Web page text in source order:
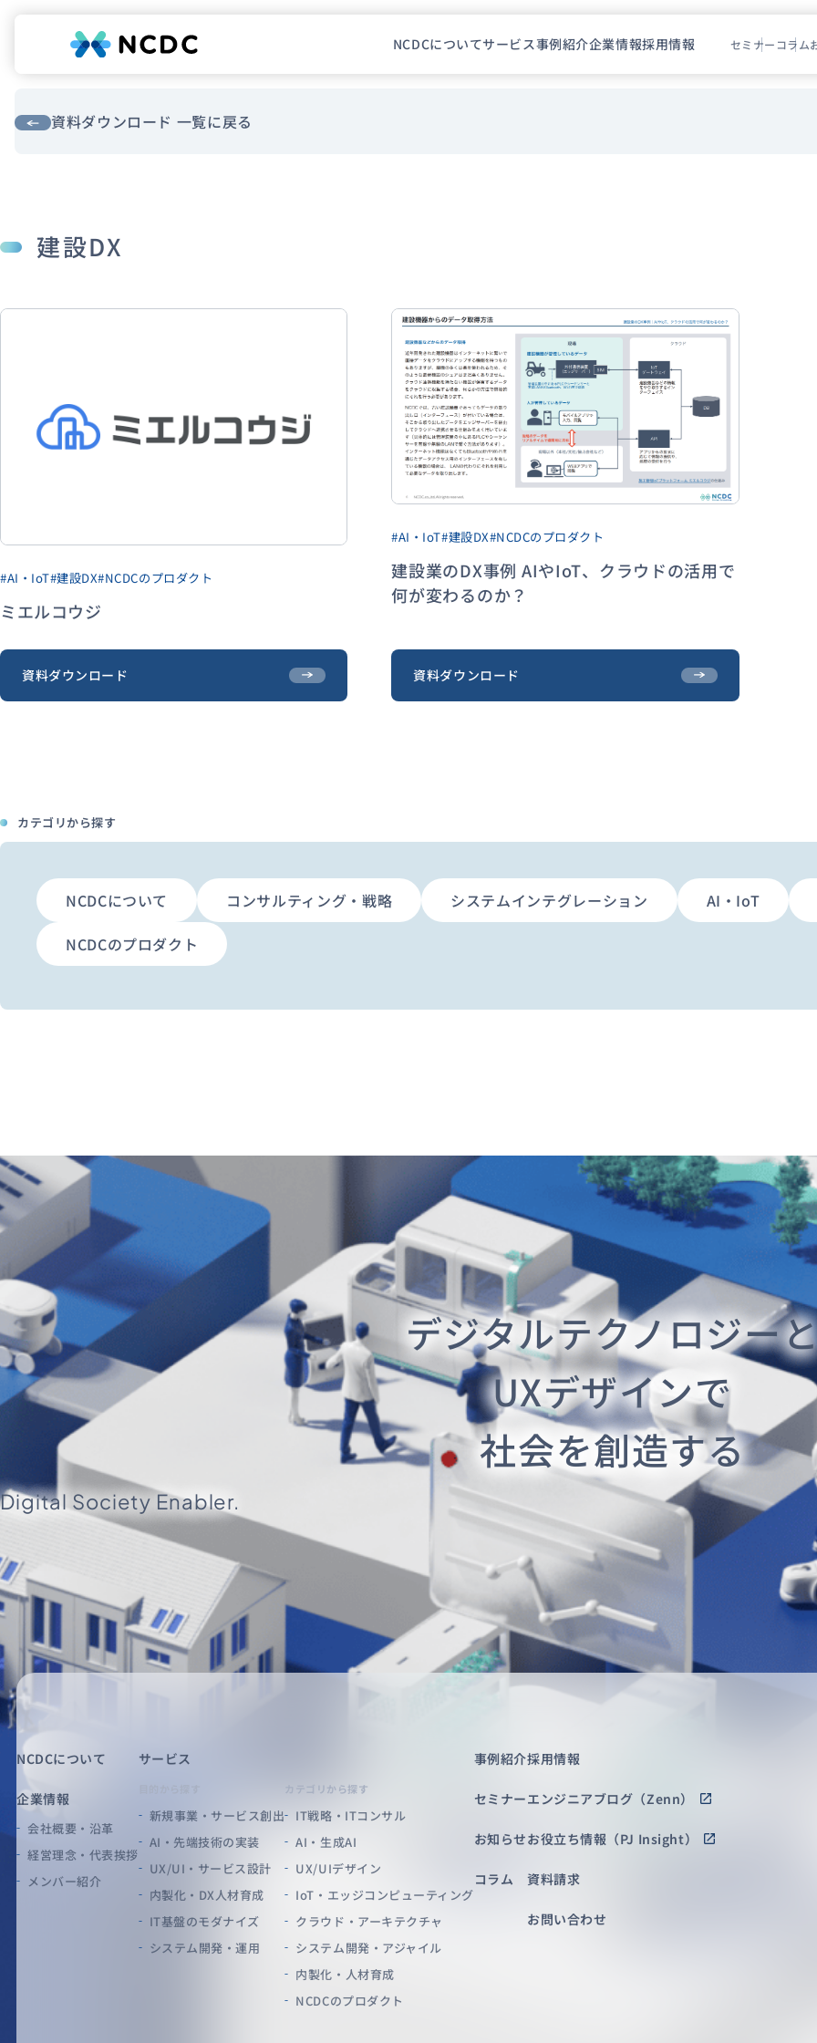
サービス
採用情報
セミナーコラムお知らせ
NCDCについてサービス事例紹介企業情報採用情報 セミナー コラム
資料ダウンロード 一覧に戻る
建設DX
#AI・IoT#建設DX#NCDCのプロダクト
ミエルコウジ
資料ダウンロード
#AI・IoT#建設DX#NCDCのプロダクト
建設業のDX事例 AIやIoT、クラウドの活用で
何が変わるのか？
資料ダウンロード
カテゴリから探す
NCDCについて コンサルティング・戦略 システムインテグレーション
AI・IoT
NCDCのプロダクト
デジタルテクノロジー
UXデザインで
社会を創造する
Digital Society Enabler.
NCDCについて
企業情報
会社概要・沿革
経営理念・代表挨拶
メンバー紹介
サービス
新規事業・サービス創出
AI・先端技術の実装
UX/UI・サービス設計
内製化・DX人材育成
IT基盤のモダナイズ
システム開発・運用
カテゴリから探す
IT戦略・ITコンサル
AI・生成AI
UX/UIデザイン
IoT・エッジコンピューティング
クラウド・アーキテクチャ
システム開発・アジャイル
内製化・人材育成
NCDCのプロダクト
事例紹介
セミナー
お知らせ
コラム
採用情報
エンジニアブログ（Zenn）
お役立ち情報（PJ Insight）
資料請求
お問い合わせ